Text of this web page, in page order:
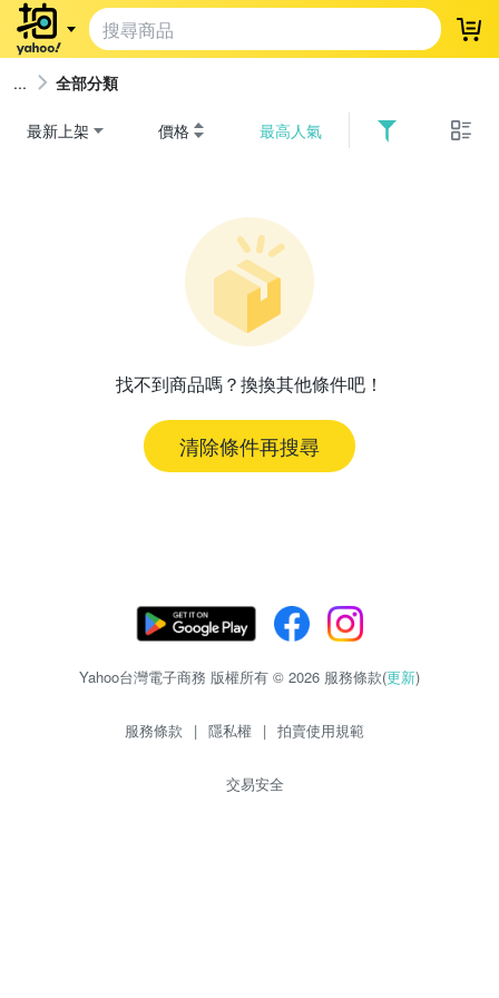
登
全部分類
最新上架 價格 最高人氣
找不到商品嗎？換換其他條件吧！
清除條件再搜尋
Yahoo台灣電子商務 版權所有 © 2026 服務條款(更新)
服務條款 | 隱私權 | 拍賣使用規範
交易安全